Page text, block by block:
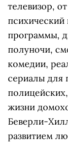
телевизор,
программы,
полуночи,
комедии,
сериалы для
жизни
Беверли-
развитием